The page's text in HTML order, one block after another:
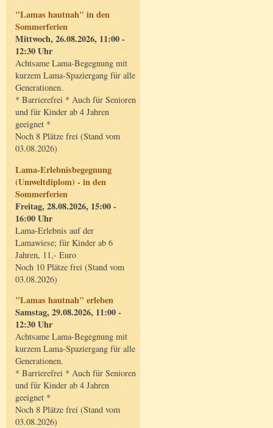
"Lamas hautnah" in den
Sommerferien
Mittwoch, 26.08.2026, 11:00 -
12:30 Uhr
Achtsame Lama-Begegnung mit
kurzem Lama-Spaziergang für alle
Generationen.
* Barrierefrei * Auch für Senioren
und für Kinder ab 4 Jahren
geeignet *
Noch 8 Plätze frei (Stand vom
03.08.2026)
Lama-Erlebnisbegegnung
(Umweltdiplom) - in den
Sommerferien
Freitag, 28.08.2026, 15:00 -
16:00 Uhr
Lama-Erlebnis auf der
Lamawiese; für Kinder ab 6
Jahren, 11,- Euro
Noch 10 Plätze frei (Stand vom
03.08.2026)
"Lamas hautnah" erleben
Samstag, 29.08.2026, 11:00 -
12:30 Uhr
Achtsame Lama-Begegnung mit
kurzem Lama-Spaziergang für alle
Generationen.
* Barrierefrei * Auch für Senioren
und für Kinder ab 4 Jahren
geeignet *
Noch 8 Plätze frei (Stand vom
03.08.2026)